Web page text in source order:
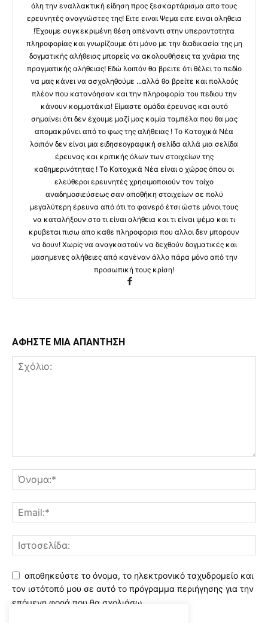
όλη την εναλλακτική είδηση προς ξεσκαρτάρισμα απο τους
ερευνητές αναγνώστες της! Ειτε ειναι Ψεμα ειτε ειναι αληθεια
!Έχουμε συγκεκριμένη θέση απέναντι στην υπεροντοτητα
πληροφορίας και γνωρίζουμε ότι μόνο με την διαδικασία της μη
δογματικής αλήθειας μπορείς να ακολουθήσεις τα χνάρια της
πραγματικής αλήθειας! Εδώ λοιπόν θα βρειτε ότι θέλει το πεδίο
να μας κάνει να ασχοληθούμε ...αλλά θα βρείτε και πολλούς
πλέον που κατανόησαν και την πληροφορία του πεδιου την
κάνουν κομματάκια! Είμαστε ομάδα έρευνας και αυτό
σημαίνει ότι δεν έχουμε μαζί μας καμία ταμπέλα που θα μας
απομακρύνει από το φως της αλήθειας ! Το Κατοχικά Νέα
λοιπόν δεν είναι μια ειδησεογραφική σελίδα αλλά μια σελίδα
έρευνας και κριτικής όλων των στοιχείων της
καθημερινότητας ! Το Κατοχικά Νέα είναι ο χώρος όπου οι
ελεύθεροι ερευνητές χρησιμοποιούν τον τοίχο
αναδημοσιεύσεως σαν αποθήκη στοιχείων σε πολύ
μεγαλύτερη έρευνα από ότι το φανερό έτσι ώστε μόνοι τους
να καταλήξουν στο τι είναι αλήθεια και τι είναι ψέμα και τι
κρυβεται πισω απο καθε πληροφορια που αλλοι δεν μπορουν
να δουν! Χωρίς να αναγκαστούν να δεχθούν δογματικές και
μασημενες αλήθειες από κανέναν άλλο πάρα μόνο από την
προσωπική τους κρίση!
ΑΦΗΣΤΕ ΜΙΑ ΑΠΑΝΤΗΣΗ
αποθηκεύστε το όνομα, το ηλεκτρονικό ταχυδρομείο και
τον ιστότοπό μου σε αυτό το πρόγραμμα περιήγησης για την
επόμενη φορά που θα σχολιάσω.